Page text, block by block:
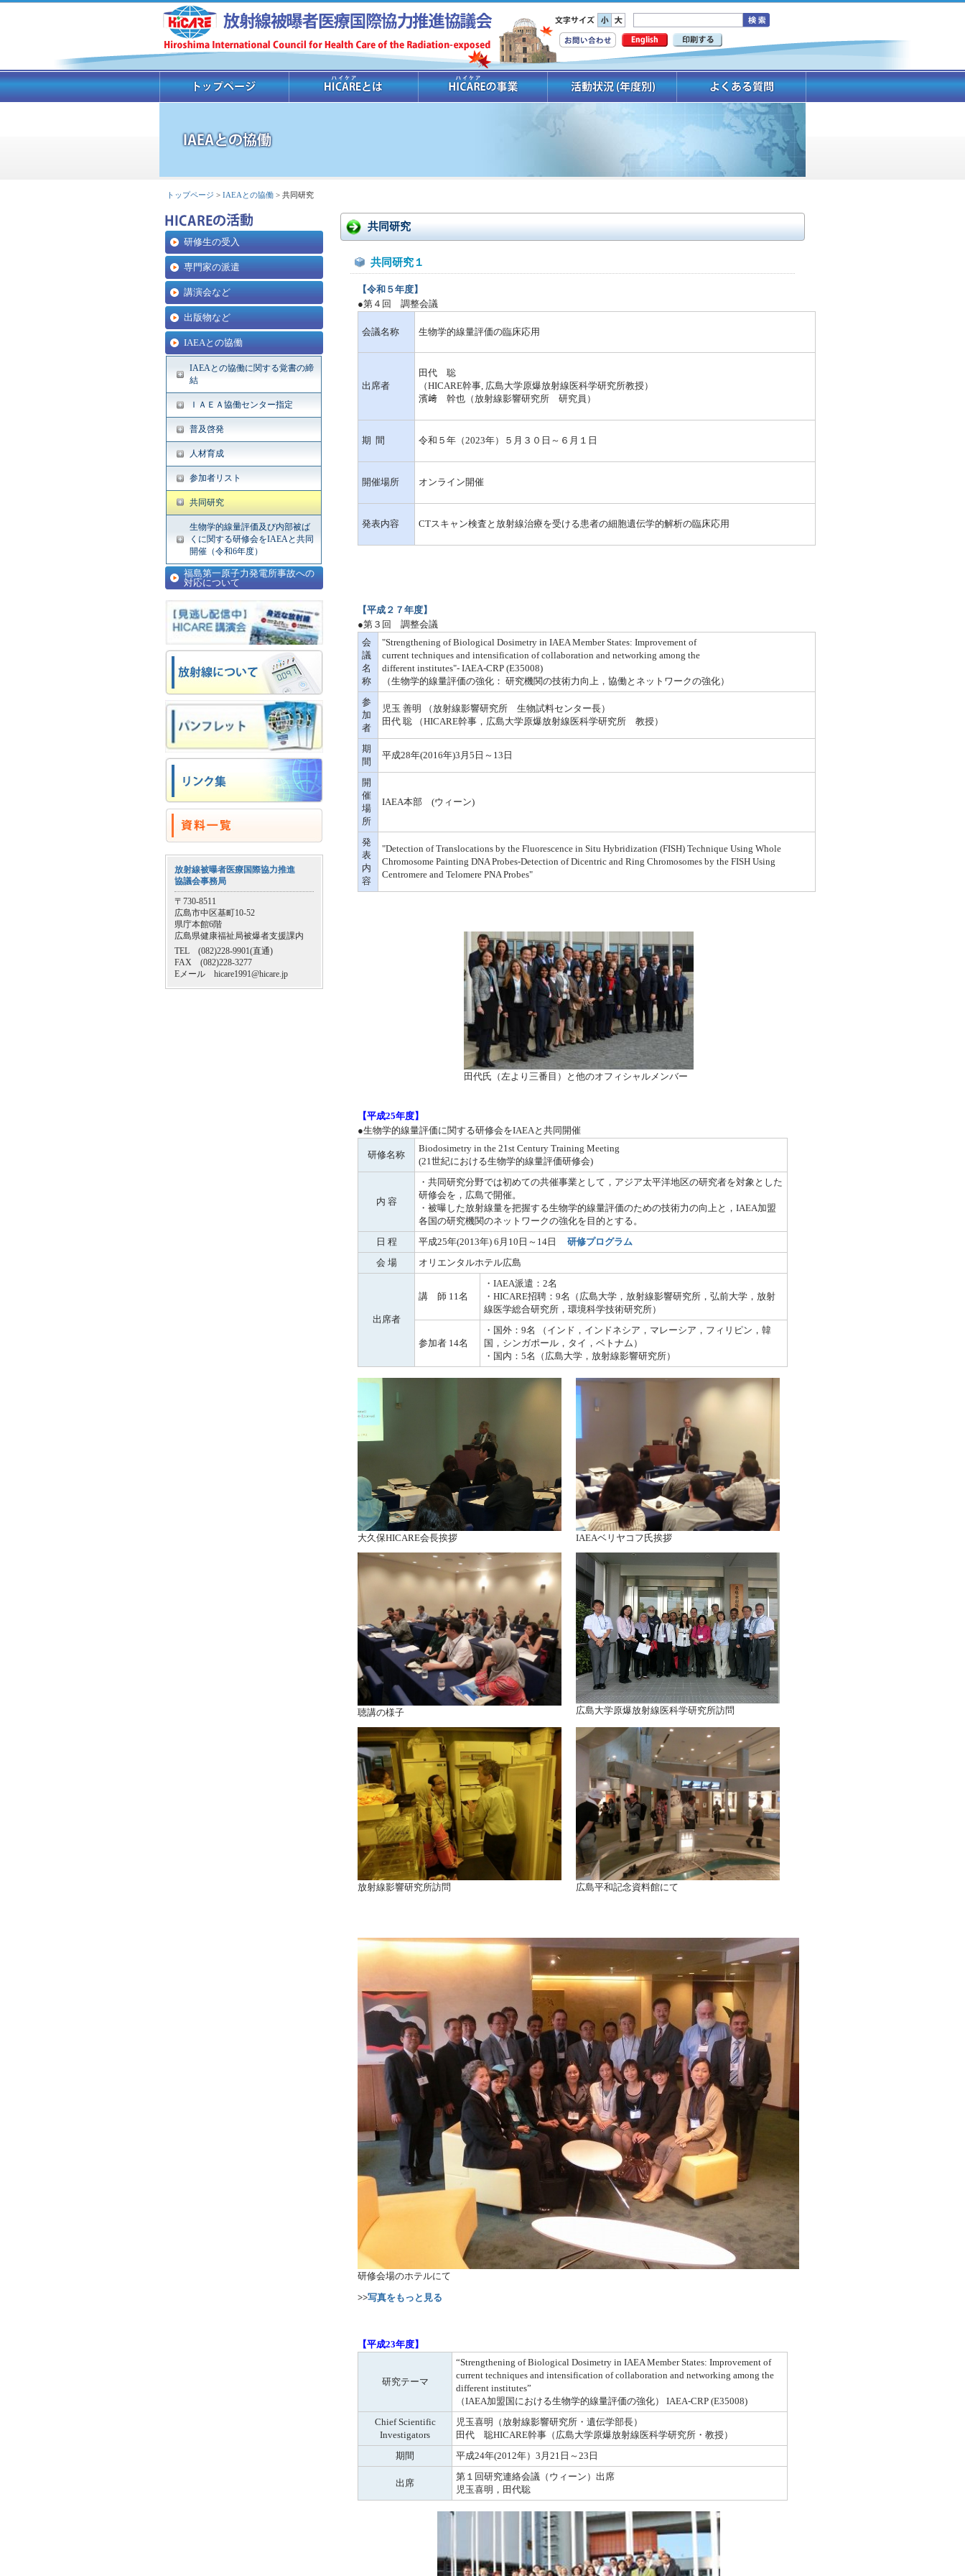
トップページ > IAEAとの協働 > 共同研究
研修生の受入
専門家の派遣
講演会など
出版物など
IAEAとの協働
IAEAとの協働に関する覚書の締
結
ＩＡＥＡ協働センター指定
普及啓発
人材育成
参加者リスト
共同研究
生物学的線量評価及び内部被ば
くに関する研修会をIAEAと共同
開催（令和6年度）
福島第一原子力発電所事故への
対応について
放射線被曝者医療国際協力推進
協議会事務局
〒730-8511
広島市中区基町10-52
県庁本館6階
広島県健康福祉局被爆者支援課内
TEL (082)228-9901(直通)
FAX (082)228-3277
Eメール hicare1991@hicare.jp
共同研究
共同研究１
【令和５年度】
●第４回 調整会議
会議名称 生物学的線量評価の臨床応用
出席者
田代 聡
（HICARE幹事, 広島大学原爆放射線医科学研究所教授）
濱﨑 幹也（放射線影響研究所 研究員）
期 間 令和５年（2023年）５月３０日～６月１日
開催場所 オンライン開催
発表内容 CTスキャン検査と放射線治療を受ける患者の細胞遺伝学的解析の臨床応用
【平成２７年度】
●第３回 調整会議
会
議
名
称
"Strengthening of Biological Dosimetry in IAEA Member States: Improvement of
current techniques and intensification of collaboration and networking among the
different institutes"- IAEA-CRP (E35008)
（生物学的線量評価の強化： 研究機関の技術力向上，協働とネットワークの強化）
参
加
者
児玉 善明 （放射線影響研究所 生物試料センター長）
田代 聡 （HICARE幹事，広島大学原爆放射線医科学研究所 教授）
期
間
平成28年(2016年)3月5日～13日
開
催
場
所
IAEA本部 (ウィーン)
発
表
内
容
"Detection of Translocations by the Fluorescence in Situ Hybridization (FISH) Technique Using Whole
Chromosome Painting DNA Probes-Detection of Dicentric and Ring Chromosomes by the FISH Using
Centromere and Telomere PNA Probes"
田代氏（左より三番目）と他のオフィシャルメンバー
【平成25年度】
●生物学的線量評価に関する研修会をIAEAと共同開催
研修名称
Biodosimetry in the 21st Century Training Meeting
(21世紀における生物学的線量評価研修会)
内 容
・共同研究分野では初めての共催事業として，アジア太平洋地区の研究者を対象とした
研修会を，広島で開催。
・被曝した放射線量を把握する生物学的線量評価のための技術力の向上と，IAEA加盟
各国の研究機関のネットワークの強化を目的とする。
日 程
平成25年(2013年) 6月10日～14日 研修プログラム
会 場
オリエンタルホテル広島
出席者
講 師 11名
・IAEA派遣：2名
・HICARE招聘：9名（広島大学，放射線影響研究所，弘前大学，放射
線医学総合研究所，環境科学技術研究所）
参加者 14名
・国外：9名 （インド，インドネシア，マレーシア，フィリピン，韓
国，シンガポール，タイ，ベトナム）
・国内：5名（広島大学，放射線影響研究所）
大久保HICARE会長挨拶 IAEAベリヤコフ氏挨拶
聴講の様子 広島大学原爆放射線医科学研究所訪問
放射線影響研究所訪問 広島平和記念資料館にて
研修会場のホテルにて
>>写真をもっと見る
【平成23年度】
研究テーマ
“Strengthening of Biological Dosimetry in IAEA Member States: Improvement of
current techniques and intensification of collaboration and networking among the
different institutes”
（IAEA加盟国における生物学的線量評価の強化） IAEA-CRP (E35008)
Chief Scientific
Investigators
児玉喜明（放射線影響研究所・遺伝学部長）
田代 聡HICARE幹事（広島大学原爆放射線医科学研究所・教授）
期間
平成24年(2012年）3月21日～23日
出席
第１回研究連絡会議（ウィーン）出席
児玉喜明，田代聡